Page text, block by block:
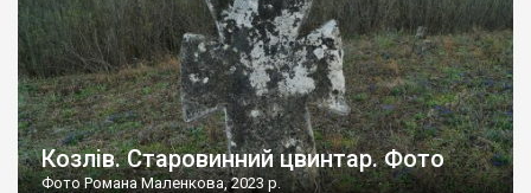
Козлів. Старовинний цвинтар. Фото
Фото Романа Маленкова, 2023 р.